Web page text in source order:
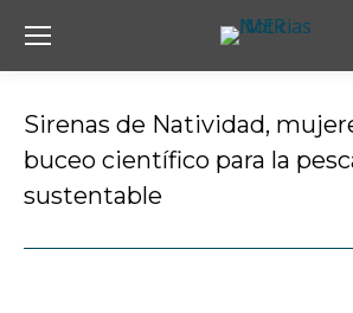
Sirenas de Natividad,
buceo científico para la
sustentable